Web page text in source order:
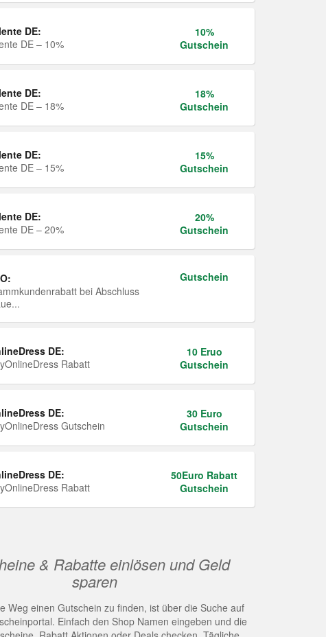
DE:
DE – 10%
10%
Gutschein
DE:
DE – 18%
18%
Gutschein
DE:
DE – 15%
15%
Gutschein
DE:
DE – 20%
20%
Gutschein
bei Abschluss
Gutschein
DE:
Rabatt
10 Eruo
Gutschein
DE:
Gutschein
30 Euro
Gutschein
DE:
Rabatt
50Euro Rabatt
Gutschein
& Rabatte einlösen und Geld
sparen
Weg einen Gutschein zu finden, ist über die Suche auf
Einfach den Shop Namen eingeben und die